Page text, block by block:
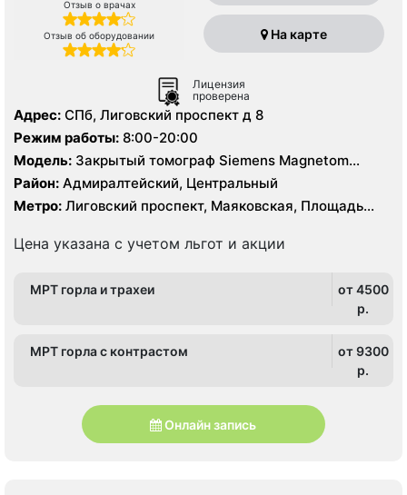
Отзыв о врачах
Отзыв об оборудовании На карте
Лицензия
проверена
Адрес: СПб, Лиговский проспект д 8
Режим работы: 8:00-20:00
Модель: Закрытый томограф Siemens Magnetom
Essenza 1.5 Тесла, КТ Siemens Somatom Emotion 16
срезов
Район: Адмиралтейский, Центральный
Метро: Лиговский проспект, Маяковская, Площадь
Цена указана с учетом льгот и акции
МРТ горла и трахеи
от 4500
p.
МРТ горла с контрастом
от 9300
p.
Онлайн запись